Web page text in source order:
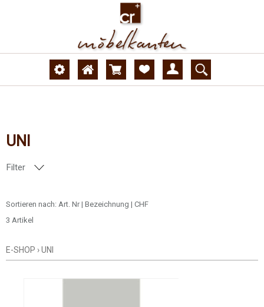
UNI
Filter
OBERFLÄCHE
AUSFÜHRUNG
Sortieren nach: Art. Nr | Bezeichnung | CHF
3 Artikel
E-SHOP ›UNI